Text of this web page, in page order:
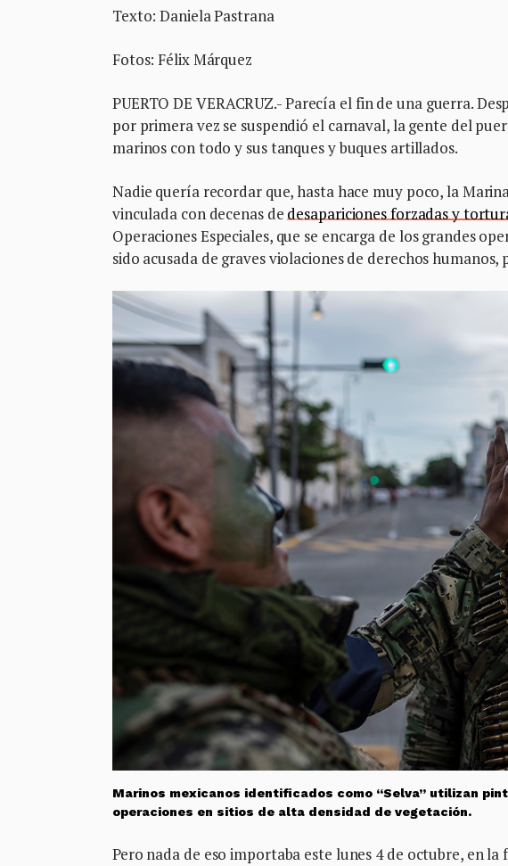
Texto: Daniela Pastrana
Fotos: Félix Márquez
PUERTO DE VERACRUZ.- Parecía el fin de una guerra.
por primera vez se suspendió el carnaval, la gente del
marinos con todo y sus tanques y buques artillados.
Nadie quería recordar que, hasta hace muy poco, la
vinculada con decenas dedesapariciones forzadas y
Operaciones Especiales, que se encarga de los grandes
sido acusada de graves violaciones de derechos
Marinos mexicanos identificados como “Selva” utilizan
operaciones en sitios de alta densidad de vegetación.
Pero nada de eso importaba este lunes 4 de octubre, en